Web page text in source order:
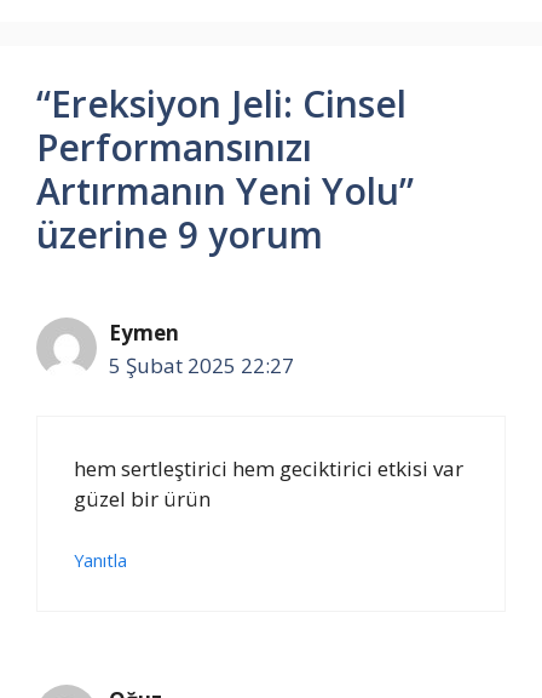
“Ereksiyon Jeli: Cinsel
Performansınızı
Artırmanın Yeni Yolu”
üzerine 9 yorum
Eymen
5 Şubat 2025 22:27
hem sertleştirici hem geciktirici etkisi var
güzel bir ürün
Yanıtla